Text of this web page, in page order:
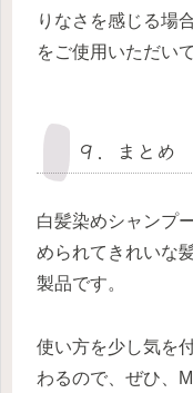
りなさを感じる場
をご使用いただい
９．まとめ
白髪染めシャンプ
められてきれいな
製品です。
使い方を少し気を
わるので、ぜひ、